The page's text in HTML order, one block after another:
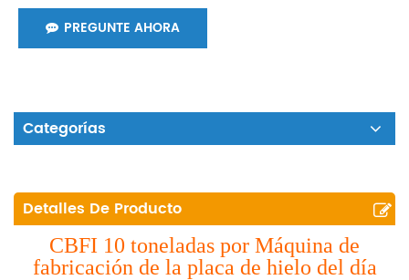
PREGUNTE AHORA
Categorías
Detalles De Producto
CBFI 10 toneladas por Máquina de
fabricación de la placa de hielo del día